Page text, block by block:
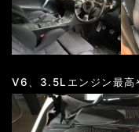
V6、3.5Lエンジン最高